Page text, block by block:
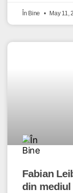
În Bine May 11,
Fabian
din